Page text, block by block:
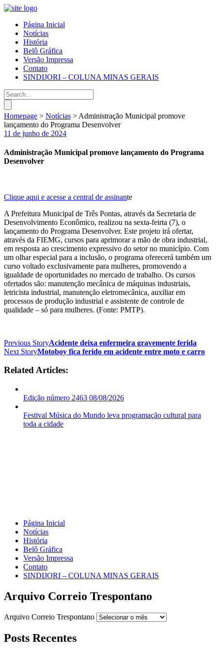
Página Inicial
Notícias
História
Belô Gráfica
Versão Impressa
Contato
SINDIJORI – COLUNA MINAS GERAIS
Homepage > Notícias > Administração Municipal promove
lançamento do Programa Desenvolver
11 de junho de 2024
Administração Municipal promove lançamento do Programa
Desenvolver
Clique aqui e acesse a central de assinante
A Prefeitura Municipal de Três Pontas, através da Secretaria de
Desenvolvimento Econômico, realizou na sexta-feirta (7), o
lançamento do Programa Desenvolver. Este projeto irá ofertar,
através da FIEMG, cursos para aprimorar a mão de obra industrial,
em resposta ao crescimento expressivo do setor no município. Com
um olhar especial para a inclusão, o programa oferecerá também um
curso voltado exclusivamente para mulheres, promovendo a
igualdade de oportunidades no mercado de trabalho. Os cursos
ofertados são: manutenção mecânica de máquinas industriais,
letricista industrial, manutenção eletromecânica, auxiliar em
processos de produção industrial e assistente de controle de
qualidade – só para mulheres. (Fonte: PMTP).
Previous StoryAcidente deixa enfermeira gravemente ferida
Next StoryMotoboy fica ferido em acidente entre moto e carro
Related Articles:
Edição número 2463 08/08/2026
Festival Música do Mundo leva programação cultural para
toda a cidade
Página Inicial
Notícias
História
Belô Gráfica
Versão Impressa
Contato
SINDIJORI – COLUNA MINAS GERAIS
Arquivo Correio Trespontano
Arquivo Correio Trespontano
Posts Recentes